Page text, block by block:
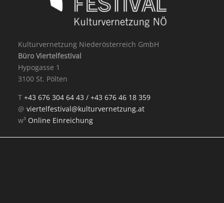
Kulturvernetzung Niederösterreich GmbH
Büro Viertelfestival
Hypogasse 1
3100 St. Pölten
T+43 676 304 64 43 /+43 676 46 18 359
@viertelfestival@kulturvernetzung.at
w³ Online Einreichung